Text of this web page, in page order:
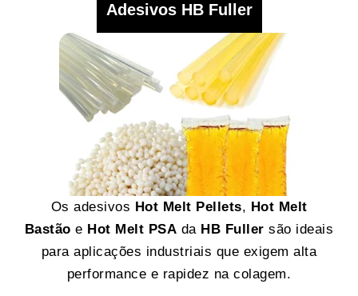
Adesivos HB Fuller
Os adesivos Hot Melt Pellets, Hot Melt
Bastão e Hot Melt PSA da HB Fuller são ideais
para aplicações industriais que exigem alta
performance e rapidez na colagem.